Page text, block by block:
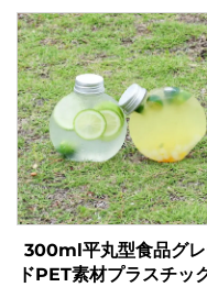
300ml平丸型食品グ
ドPET素材プラスチッ